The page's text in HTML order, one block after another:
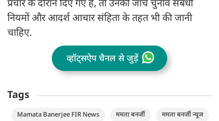
प्रचार के दौरान दिए गए हैं, तो उनकी जांच चुनाव संबंधी
नियमों और आदर्श आचार संहिता के तहत भी की जानी
चाहिए.
व्हॉट्सऐप चैनल से जुड़ें
Tags
Mamata Banerjee FIR News ममता बनर्जी
ममता बनर्जी न्यूज